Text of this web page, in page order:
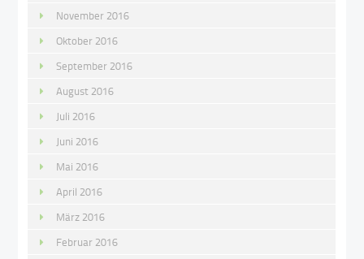
November 2016
Oktober 2016
September 2016
August 2016
Juli 2016
Juni 2016
Mai 2016
April 2016
März 2016
Februar 2016